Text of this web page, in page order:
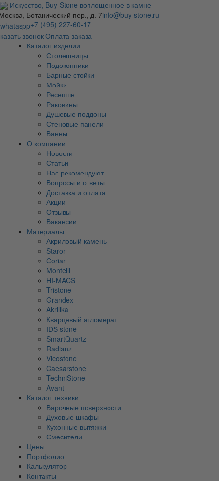
Искусство, Buy-Stone воплощенное в камне
Ботанический пер., д. 7info@buy-stone.ru
+7 (495) 227-60-17
звонок Оплата заказа
Каталог изделий
Столешницы
Подоконники
Барные стойки
Мойки
Ресепшн
Раковины
Душевые поддоны
Стеновые панели
Ванны
О компании
Новости
Статьи
Нас рекомендуют
Вопросы и ответы
Доставка и оплата
Акции
Отзывы
Вакансии
Материалы
Акриловый камень
Staron
Corian
Montelli
HI-MACS
Tristone
Grandex
Akrilika
Кварцевый агломерат
IDS stone
SmartQuartz
Radianz
Vicostone
Caesarstone
TechniStone
Avant
Каталог техники
Варочные поверхности
Духовые шкафы
Кухонные вытяжки
Смесители
Цены
Портфолио
Калькулятор
Контакты